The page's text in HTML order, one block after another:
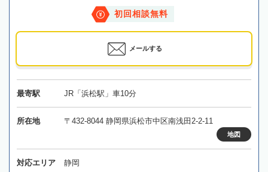
初回相談無料
メールする
最寄駅 JR「浜松駅」車10分
所在地 〒432-8044 静岡県浜松市中区南浅田2-2-11
地図
対応エリア 静岡